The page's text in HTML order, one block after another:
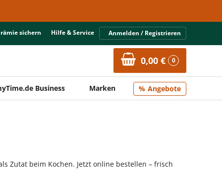
sichern Hilfe & Service Anmelden / Registrieren
0,00 € 0
Business Marken Angebote
Zutat beim Kochen. Jetzt online bestellen – frisch